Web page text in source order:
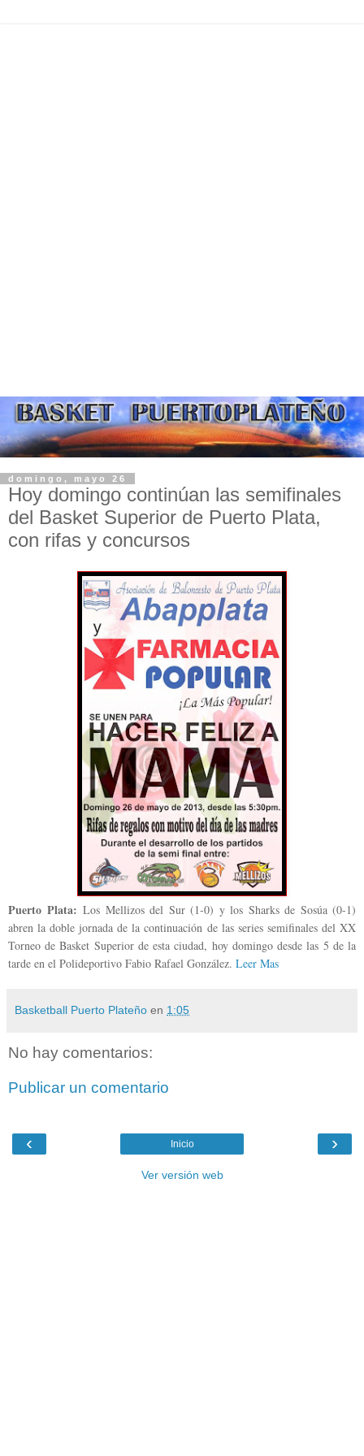
domingo, mayo 26
Hoy domingo continúan las semifinales
del Basket Superior de Puerto Plata,
con rifas y concursos
Puerto Plata: Los Mellizos del Sur (1-0) y los Sharks de Sosúa (0-1)
abren la doble jornada de la continuación de las series semifinales del XX
Torneo de Basket Superior de esta ciudad, hoy domingo desde las 5 de la
tarde en el Polideportivo Fabio Rafael González. Leer Mas
Basketball Puerto Plateño en 1:05
No hay comentarios:
Publicar un comentario
‹ ›
Inicio
Ver versión web